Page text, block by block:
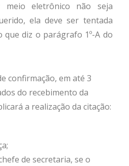
meio eletrônico não seja
ela deve ser tentada
diz o parágrafo 1º-A do
confirmação, em até 3
do recebimento da
a realização da citação:
de secretaria, se o